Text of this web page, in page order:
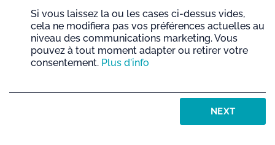
Si vous laissez la ou les cases ci-dessus vides,
cela ne modifiera pas vos préférences actuelles au
niveau des communications marketing. Vous
pouvez à tout moment adapter ou retirer votre
consentement. Plus d'info
NEXT